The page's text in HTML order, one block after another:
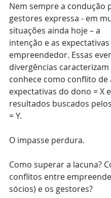
Nem sempre a condução
gestores expressa - em
situações ainda hoje – a
intenção e as
empreendedor. Essas
divergências
conhece como conflito de
expectativas do dono = X
resultados buscados
= Y.
O impasse perdura.
Como superar a lacuna?
conflitos entre
sócios) e os gestores?